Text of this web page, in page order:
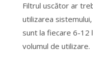
Filtrul uscător ar
utilizarea
sunt la fiecare 6-12
volumul de utilizare.